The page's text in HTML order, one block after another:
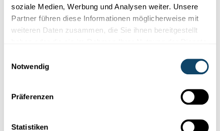
soziale Medien, Werbung und Analysen weiter. Unsere
Partner führen diese Informationen möglicherweise mit
weiteren Daten zusammen, die Sie ihnen bereitgestellt
Notwendig
Präferenzen
Statistiken
KREBS IMMUNSYSTEM